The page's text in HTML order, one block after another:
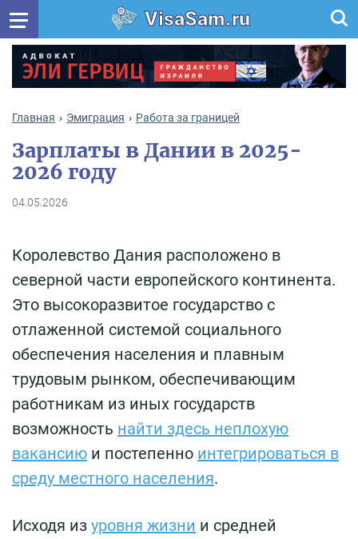
VisaSam.ru
Главная Эмиграция Работа за границей
Зарплаты в Дании в 2025-
2026 году
04.05.2026
Королевство Дания расположено в
северной части европейского континента.
Это высокоразвитое государство с
отлаженной системой социального
обеспечения населения и плавным
трудовым рынком, обеспечивающим
работникам из иных государств
возможность найти здесь неплохую
вакансию и постепенно интегрироваться в
среду местного населения.
Исходя из уровня жизни и средней